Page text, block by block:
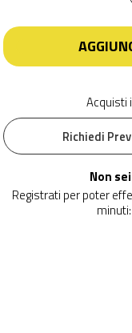
Acquisti
Richiedi
Non
Registrati per poter
minuti: